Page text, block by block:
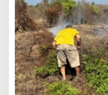
e
-
1
6
K
o
d